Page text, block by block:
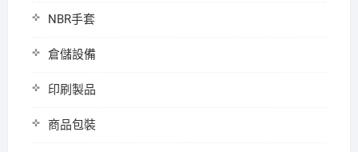
NBR手套
倉儲設備
印刷製品
商品包裝